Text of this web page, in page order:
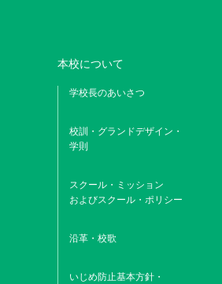
本校について
学校長のあいさつ
校訓・グランドデザイン・
学則
スクール・ミッション
およびスクール・ポリシー
沿革・校歌
いじめ防止基本方針・